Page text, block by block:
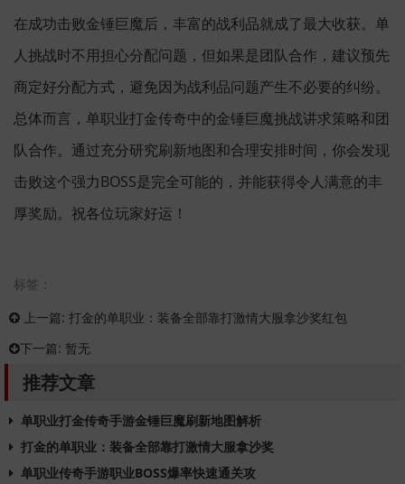
在成功击败金锤巨魔后，丰富的战利品就成了最大收获。单
人挑战时不用担心分配问题，但如果是团队合作，建议预先
商定好分配方式，避免因为战利品问题产生不必要的纠纷。
总体而言，单职业打金传奇中的金锤巨魔挑战讲求策略和团
队合作。通过充分研究刷新地图和合理安排时间，你会发现
击败这个强力BOSS是完全可能的，并能获得令人满意的丰
厚奖励。祝各位玩家好运！
标签：
上一篇: 打金的单职业：装备全部靠打激情大服拿沙奖红包
下一篇: 暂无
推荐文章
单职业打金传奇手游金锤巨魔刷新地图解析
打金的单职业：装备全部靠打激情大服拿沙奖
单职业传奇手游职业BOSS爆率快速通关攻